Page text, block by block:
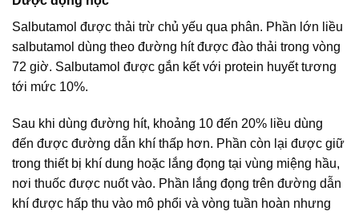
Salbutamol được thải trừ chủ yếu qua phân. Phần lớn liều
salbutamol dùng theo đường hít được đào thải trong vòng
72 giờ. Salbutamol được gắn kết với protein huyết tương
tới mức 10%.
Sau khi dùng đường hít, khoảng 10 đến 20% liều dùng
đến được đường dẫn khí thấp hơn. Phần còn lại được giữ
trong thiết bị khí dung hoặc lắng đọng tại vùng miệng hầu,
nơi thuốc được nuốt vào. Phần lắng đọng trên đường dẫn
khí được hấp thu vào mô phổi và vòng tuần hoàn nhưng